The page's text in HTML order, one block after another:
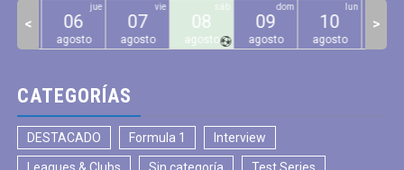
06
agosto
jue
07
agosto
vie
08
agosto
sáb
09
agosto
dom
10
agosto
lun
< >
CATEGORÍAS
DESTACADO Formula 1 Interview